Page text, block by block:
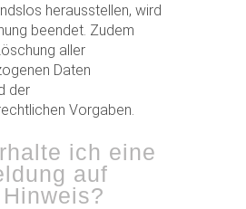
herausstellen, wird
beendet. Zudem
aller
Daten
der
Vorgaben.
ich eine
auf